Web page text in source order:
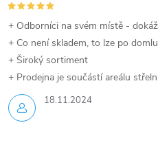
18.11.2024
+ Odborníci na svém místě -
+ Co není skladem, to lze po
+ Široký sortiment
+ Prodejna je součástí areálu